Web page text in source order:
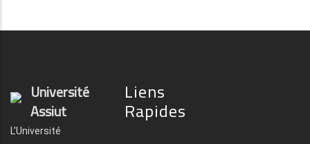
Université
Assiut
L'Université
Liens
Rapides